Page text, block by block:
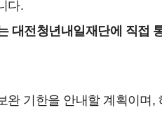
다.
대전청년내일재단에 직접
완 기한을 안내할 계획이며,